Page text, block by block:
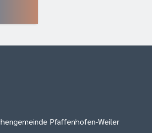
Pfaffenhofen-Weiler